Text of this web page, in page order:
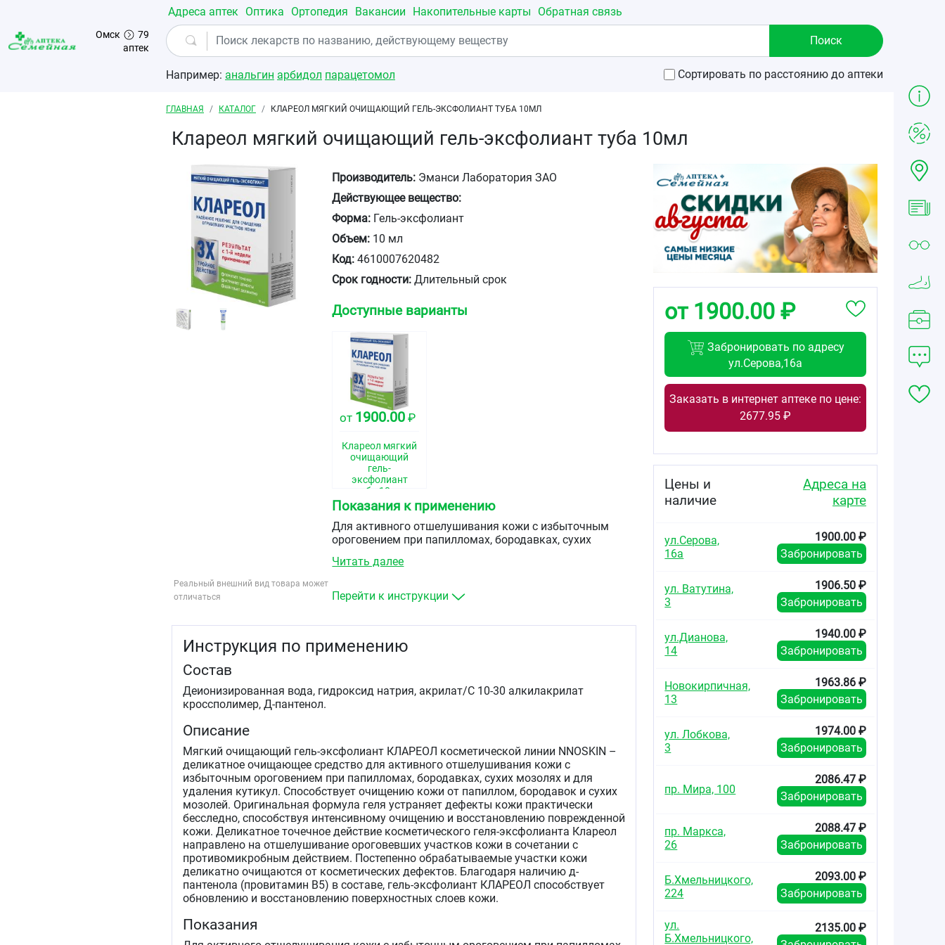
Перейти к основному содержанию
Омск
79
аптек
Адреса аптек Оптика Ортопедия Вакансии Накопительные карты Обратная связь
Например: анальгин арбидол парацетомол Сортировать по расстоянию до аптеки
Строка навигации
ГЛАВНАЯ КАТАЛОГ КЛАРЕОЛ МЯГКИЙ ОЧИЩАЮЩИЙ ГЕЛЬ-ЭКСФОЛИАНТ ТУБА 10МЛ
Клареол мягкий очищающий гель-эксфолиант туба 10мл
Реальный внешний вид товара может
отличаться
Производитель: Эманси Лаборатория ЗАО
Действующее вещество:
Форма: Гель-эксфолиант
Объем: 10 мл
Код: 4610007620482
Срок годности: Длительный срок
Доступные варианты
от 1900.00 ₽
Клареол мягкий
очищающий
гель-
эксфолиант
туба 10мл
Показания к применению
Для активного отшелушивания кожи с избыточным
ороговением при папилломах, бородавках, сухих
формула геля устраняет дефекты кожи практически
восстановлению поврежденной кожи.
Читать далее
Перейти к инструкции
Инструкция по применению
Состав
Деионизированная вода, гидроксид натрия, акрилат/C 10-30 алкилакрилат
кроссполимер, Д-пантенол.
Описание
Мягкий очищающий гель-эксфолиант КЛАРЕОЛ косметической линии NNOSKIN –
деликатное очищающее средство для активного отшелушивания кожи с
избыточным ороговением при папилломах, бородавках, сухих мозолях и для
удаления кутикул. Способствует очищению кожи от папиллом, бородавок и сухих
мозолей. Оригинальная формула геля устраняет дефекты кожи практически
бесследно, способствуя интенсивному очищению и восстановлению поврежденной
кожи. Деликатное точечное действие косметического геля-эксфолианта Клареол
направлено на отшелушивание ороговевших участков кожи в сочетании с
противомикробным действием. Постепенно обрабатываемые участки кожи
деликатно очищаются от косметических дефектов. Благодаря наличию д-
пантенола (провитамин В5) в составе, гель-эксфолиант КЛАРЕОЛ способствует
обновлению и восстановлению поверхностных слоев кожи.
Показания
от 1900.00 ₽
Забронировать по адресу
ул.Серова,16а
Заказать в интернет аптеке по цене:
2677.95 ₽
Цены и
наличие
Адреса на
карте
ул.Серова,
16а
1900.00 ₽
Забронировать
ул. Ватутина,
3
1906.50 ₽
Забронировать
ул.Дианова,
14
1940.00 ₽
Забронировать
Новокирпичная,
13
1963.86 ₽
Забронировать
ул. Лобкова,
3
1974.00 ₽
Забронировать
пр. Мира, 100
2086.47 ₽
Забронировать
пр. Маркса,
26
2088.47 ₽
Забронировать
Б.Хмельницкого,
224
2093.00 ₽
Забронировать
ул.
Б.Хмельницкого,
2135.00 ₽